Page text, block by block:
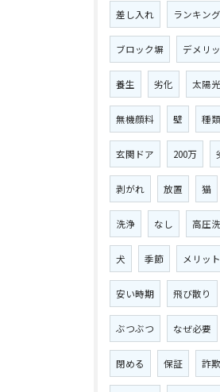
差し入れ ランキング
ブロック塀 デメリ
養生 劣化 太陽
無機顔料 壁 種類
玄関ドア 200万
剥がれ 放置 猫
洗浄 なし 高圧
犬 季節 メリット
安い時期 飛び散り
ぶつぶつ なぜ必要
閉める 保証 詐欺